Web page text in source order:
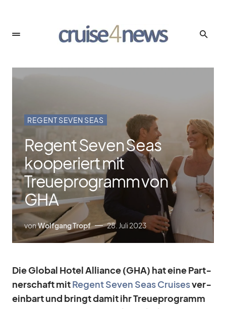
REGENT SEVEN SEAS
Regent Seven Seas
kooperiert mit
Treueprogramm von
GHA
vonWolfgang Tropf 28. Juli 2023
Die Glo­bal Ho­tel Al­li­ance (GHA) hat eine Part­
ner­schaft mitRe­gent Se­ven Seas Crui­sesver­
ein­bart und bringt da­mit ihr Treue­pro­gramm